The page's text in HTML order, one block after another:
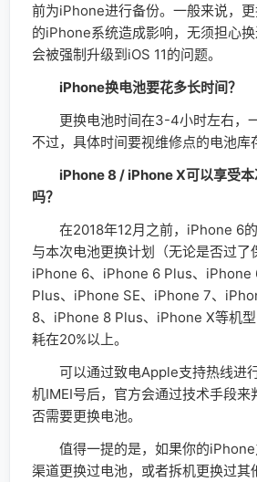
前为iPhone进行备份。一般来说，
的iPhone系统造成影响，无须担心
会被强制升级到iOS 11的问题。
iPhone换电池要花多长时间？
更换电池时间在3-4小时左右，一
不过，具体时间要视维修点的电池库
iPhone 8 / iPhone X可以享受本
吗？
在2018年12月之前，iPhone 6的
与本次电池更换计划（无论是否过了
iPhone 6、iPhone 6 Plus、iPhone
Plus、iPhone SE、iPhone 7、
8、iPhone 8 Plus、iPhone X等机
耗在20%以上。
可以通过致电Apple支持热线进
机IMEI号后，官方会通过技术手段
否需要更换电池。
值得一提的是，如果你的iPhone
渠道更换过电池，或者拆机更换过其